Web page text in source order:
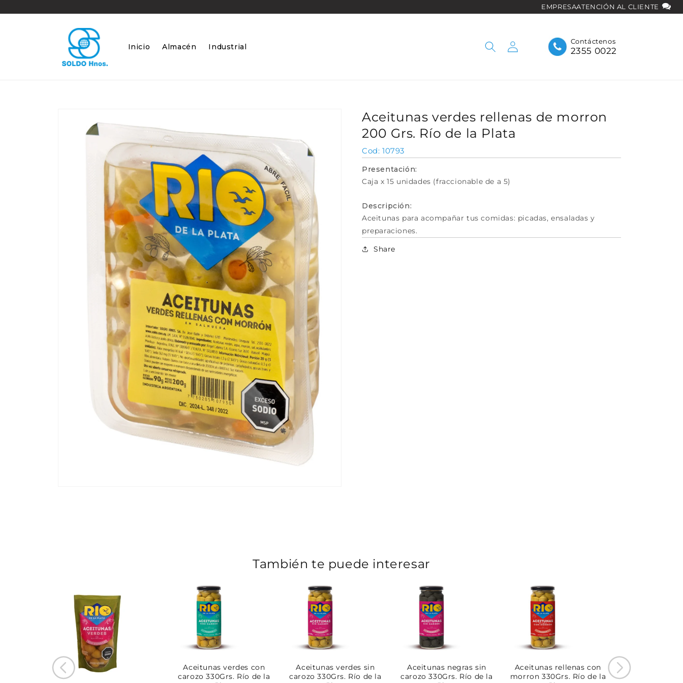
EMPRESAATENCIÓN AL CLIENTE
Inicio Almacén Industrial
Iniciar
sesión
Contáctenos
2355 0022
información
del producto
Aceitunas verdes rellenas de morron
200 Grs. Río de la Plata
SKU:
10793
Presentación:
Caja x 15 unidades (fraccionable de a 5)
Descripción:
Aceitunas para acompañar tus comidas: picadas, ensaladas y
preparaciones.
Share
También te puede interesar
Aceitunas verdes con
carozo 330Grs. Río de la
Aceitunas verdes sin
carozo 330Grs. Río de la
Aceitunas negras sin
carozo 330Grs. Río de la
Aceitunas rellenas con
morron 330Grs. Río de la